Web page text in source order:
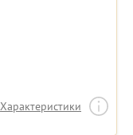
Характеристики